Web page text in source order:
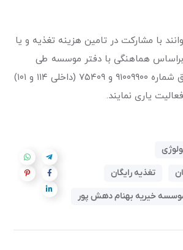
با مشارکت در تامین هزینه تغذیه و یا
براساس هماهنگی با دفتر موسسه طی
ساعات اداری از طریق شماره ۹۱۰۰۹۹۰۰ و ۷۵۴۰۹ (داخلی ۱۱۴ و ۱۰۱)
یاری نمایند.
تغذیه رایگان
خیریه بهنام دهش پور